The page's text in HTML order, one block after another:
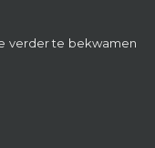
verder te bekwamen